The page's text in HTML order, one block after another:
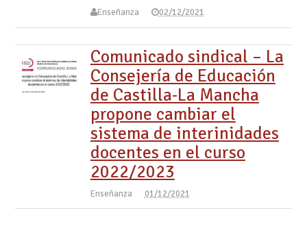
Enseñanza 02/12/2021
Comunicado sindical – La
Consejería de Educación
de Castilla-La Mancha
propone cambiar el
sistema de interinidades
docentes en el curso
2022/2023
Enseñanza 01/12/2021